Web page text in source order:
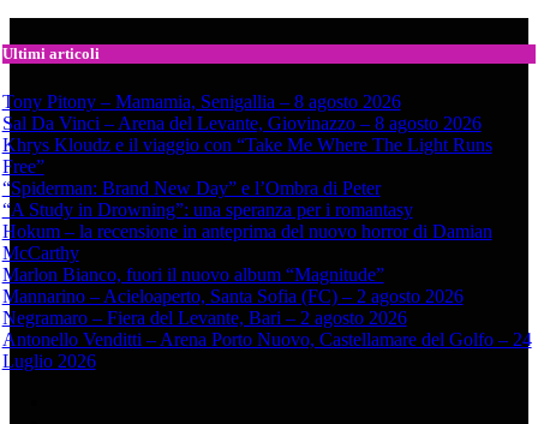
Ultimi articoli
Tony Pitony – Mamamia, Senigallia – 8 agosto 2026
Sal Da Vinci – Arena del Levante, Giovinazzo – 8 agosto 2026
Khrys Kloudz e il viaggio con “Take Me Where The Light Runs
Free”
“Spiderman: Brand New Day” e l’Ombra di Peter
“A Study in Drowning”: una speranza per i romantasy
Hokum – la recensione in anteprima del nuovo horror di Damian
McCarthy
Marlon Bianco, fuori il nuovo album “Magnitude”
Mannarino – Acieloaperto, Santa Sofia (FC) – 2 agosto 2026
Negramaro – Fiera del Levante, Bari – 2 agosto 2026
Antonello Venditti – Arena Porto Nuovo, Castellamare del Golfo – 24
Luglio 2026